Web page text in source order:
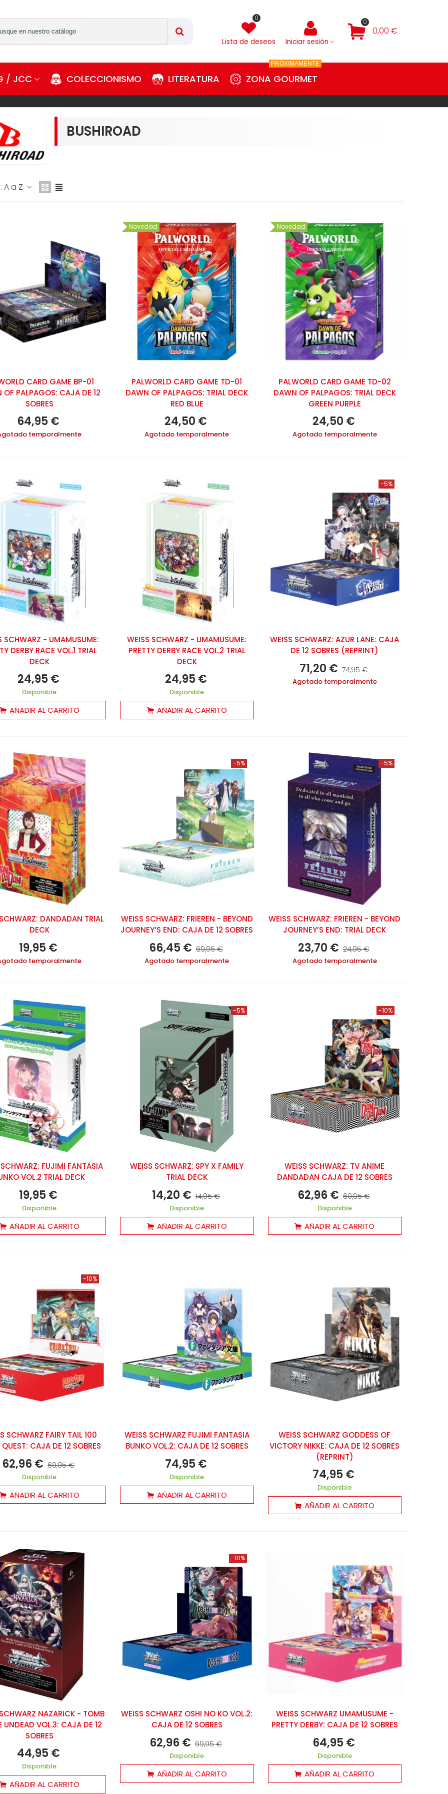
0
Lista de deseos Iniciar sesión
0
0,00 €
/ JCC COLECCIONISMO LITERATURA ZONA GOURMET
PRÓXIMAMENTE
HIJA DEL EMPERADOR
12 (DE 14)
€ 16,95 € -5%
CÁSATE CON MI ESPOSO
CLICK, LOS AGENTES
DEL TIEMPO Nº 6 (DE 8)
15,15 € 15,95 €
BUSHIROAD
A a Z
CARD GAME BP-01
OF PALPAGOS: CAJA DE 12
SOBRES
64,95 €
temporalmente
Novedad
PALWORLD CARD GAME TD-01
DAWN OF PALPAGOS: TRIAL DECK
RED BLUE
24,50 €
Agotado temporalmente
Novedad
PALWORLD CARD GAME TD-02
DAWN OF PALPAGOS: TRIAL DECK
GREEN PURPLE
24,50 €
Agotado temporalmente
SCHWARZ - UMAMUSUME:
DERBY RACE VOL.1 TRIAL
DECK
24,95 €
Disponible
AÑADIR AL CARRITO
WEISS SCHWARZ - UMAMUSUME:
PRETTY DERBY RACE VOL.2 TRIAL
DECK
24,95 €
Disponible
AÑADIR AL CARRITO
-5%
WEISS SCHWARZ: AZUR LANE: CAJA
DE 12 SOBRES (REPRINT)
71,20 € 74,95 €
Agotado temporalmente
DANDADAN TRIAL
DECK
19,95 €
temporalmente
-5%
WEISS SCHWARZ: FRIEREN - BEYOND
JOURNEY’S END: CAJA DE 12 SOBRES
66,45 € 69,95 €
Agotado temporalmente
-5%
WEISS SCHWARZ: FRIEREN - BEYOND
JOURNEY’S END: TRIAL DECK
23,70 € 24,95 €
Agotado temporalmente
FUJIMI FANTASIA
VOL.2 TRIAL DECK
19,95 €
Disponible
AÑADIR AL CARRITO
-5%
WEISS SCHWARZ: SPY X FAMILY
TRIAL DECK
14,20 € 14,95 €
Disponible
AÑADIR AL CARRITO
-10%
WEISS SCHWARZ: TV ANIME
DANDADAN CAJA DE 12 SOBRES
62,96 € 69,95 €
Disponible
AÑADIR AL CARRITO
-10%
SCHWARZ FAIRY TAIL 100
QUEST: CAJA DE 12 SOBRES
62,96 € 69,95 €
Disponible
AÑADIR AL CARRITO
WEISS SCHWARZ FUJIMI FANTASIA
BUNKO VOL.2: CAJA DE 12 SOBRES
74,95 €
Disponible
AÑADIR AL CARRITO
WEISS SCHWARZ GODDESS OF
VICTORY NIKKE: CAJA DE 12 SOBRES
(REPRINT)
74,95 €
Disponible
AÑADIR AL CARRITO
NAZARICK - TOMB
UNDEAD VOL.3: CAJA DE 12
SOBRES
44,95 €
Disponible
AÑADIR AL CARRITO
-10%
WEISS SCHWARZ OSHI NO KO VOL.2:
CAJA DE 12 SOBRES
62,96 € 69,95 €
Disponible
AÑADIR AL CARRITO
WEISS SCHWARZ UMAMUSUME -
PRETTY DERBY: CAJA DE 12 SOBRES
64,95 €
Disponible
AÑADIR AL CARRITO